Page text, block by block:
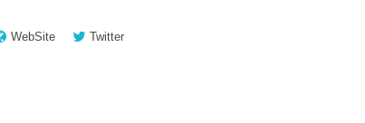
WebSite Twitter